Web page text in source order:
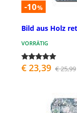
-10%
Bild aus Holz
VORRÄTIG
€ 23,39 € 25,99